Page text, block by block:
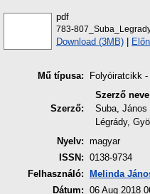
pdf
783-
Download (3MB) |
Mű típusa: Folyóiratcikk
Szerző:
Szerző neve
Suba, János
Légrády,
Nyelv: magyar
ISSN: 0138-9734
Felhasználó:
Melinda
Dátum: 06 Aug 2018